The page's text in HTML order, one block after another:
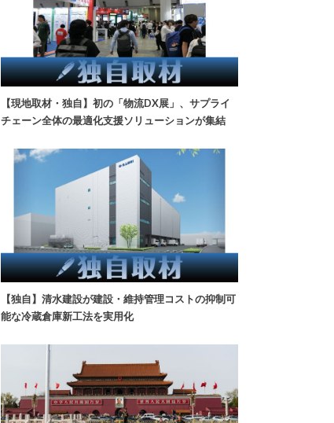
【現地取材・独自】初の「物流DX展」、サプライ
チェーン全体の最適化支援ソリューションが集結
【独自】清水建設が建設・維持管理コストの抑制可
能な冷蔵倉庫新工法を実用化